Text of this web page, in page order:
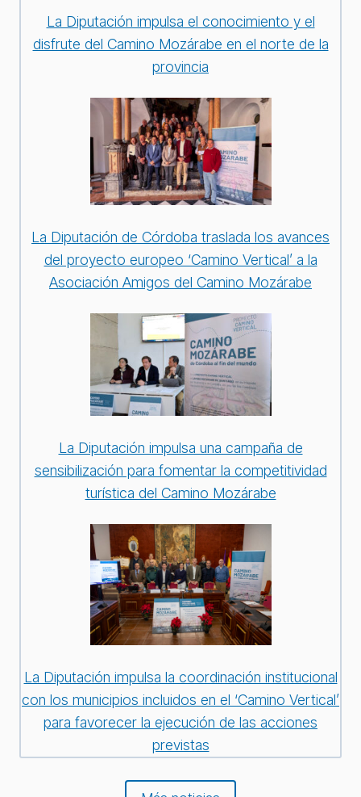
La Diputación impulsa el conocimiento y el
disfrute del Camino Mozárabe en el norte de la
provincia
La Diputación de Córdoba traslada los avances
del proyecto europeo ‘Camino Vertical’ a la
Asociación Amigos del Camino Mozárabe
La Diputación impulsa una campaña de
sensibilización para fomentar la competitividad
turística del Camino Mozárabe
La Diputación impulsa la coordinación institucional
con los municipios incluidos en el ‘Camino Vertical’
para favorecer la ejecución de las acciones
previstas